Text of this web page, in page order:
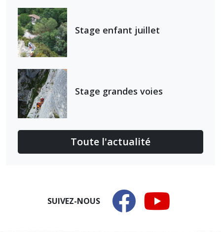
Stage enfant juillet
Stage grandes voies
Toute l'actualité
SUIVEZ-NOUS